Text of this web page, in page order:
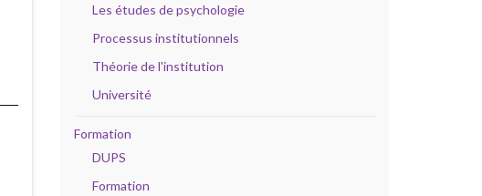
Les études de psychologie
Processus institutionnels
Théorie de l'institution
Université
Formation
DUPS
Formation